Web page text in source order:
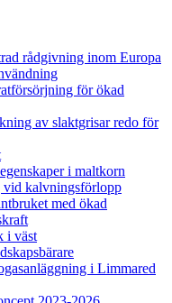
rådgivning inom Europa
för ökad
av slaktgrisar redo för
i maltkorn
vid kalvningsförlopp
med ökad
i väst
i Limmared